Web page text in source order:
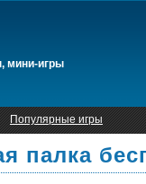
мини-игры
Популярные игры
палка